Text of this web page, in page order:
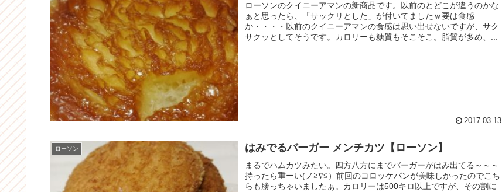
ローソンのクイニーアマンの新商品です。以前のとどこが違うのかな
ぁと思ったら、「サックリとした」が付いてましたｗ要は食感
か・・・・以前のクイニーアマンの食感は思い出せないですが、サク
サクッとしてそうです。カロリーも糖質もそこそこ。脂質が多め、...
2017.03.13
ローソン はみでるバーガー メンチカツ【ローソン】
まるでハムカツみたい。四方八方にまでバーガーがはみ出てる～～～
持ったら重ーい(ノ≧∇≦）前回のコロッケパンが美味しかったのでこち
らも勝っちゃいましたぁ。カロリーは500キロ以上ですが、その割に